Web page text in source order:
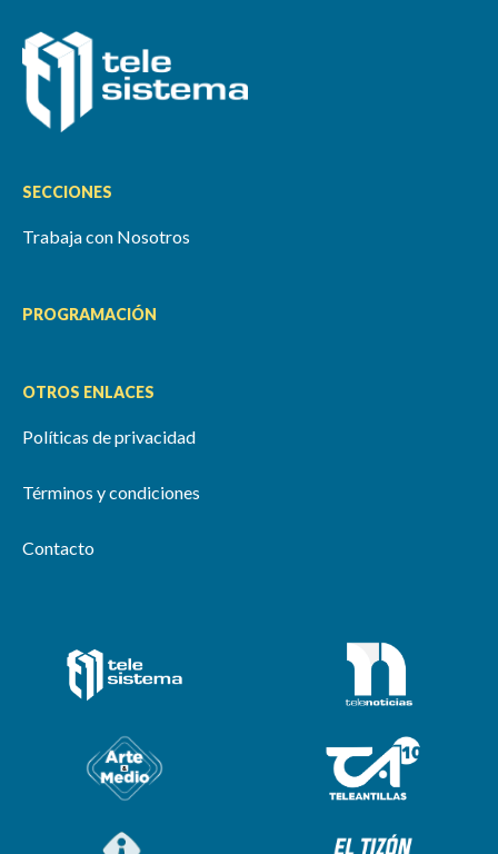
SECCIONES
Trabaja con Nosotros
PROGRAMACIÓN
OTROS ENLACES
Políticas de privacidad
Términos y condiciones
Contacto